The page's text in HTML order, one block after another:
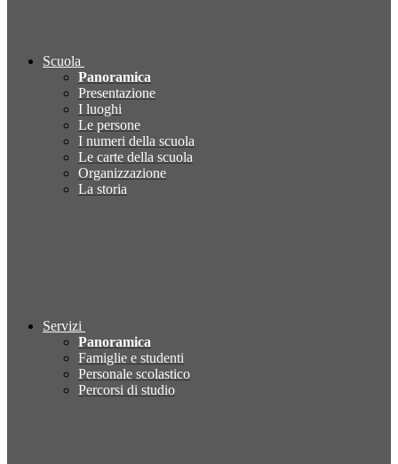
Scuola
Panoramica
Presentazione
I luoghi
Le persone
I numeri della scuola
Le carte della scuola
Organizzazione
La storia
Servizi
Panoramica
Famiglie e studenti
Personale scolastico
Percorsi di studio